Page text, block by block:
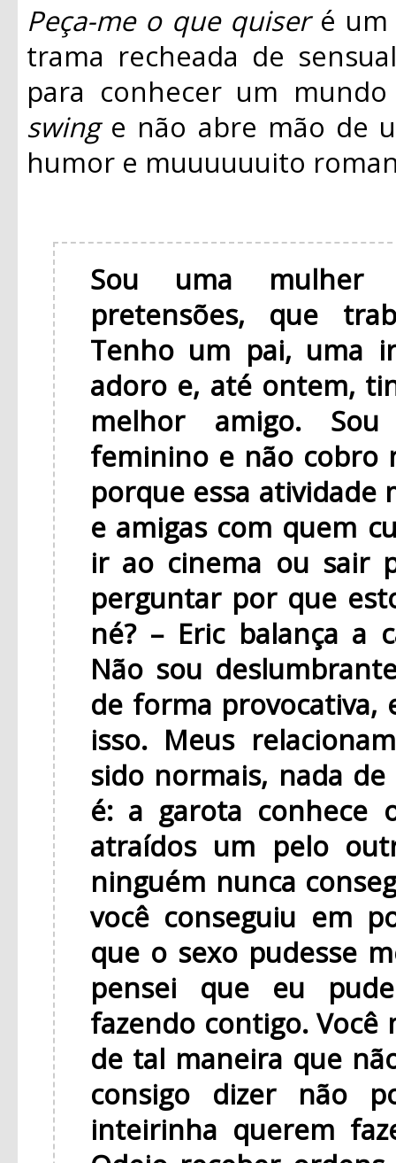
Peça-me o que quiseré um
trama recheada de
para conhecer um
swinge não abre mão de
humor e muuuuuuito
Sou uma mulher
pretensões, que
Tenho um pai, uma
adoro e, até ontem,
melhor amigo.
feminino e não cobro
porque essa atividade
e amigas com quem
ir ao cinema ou sair
perguntar por que
né? – Eric balança a
Não sou
de forma
isso. Meus
sido normais, nada
é: a garota conhece
atraídos um pelo
ninguém nunca
você conseguiu em
que o sexo pudesse
pensei que eu
fazendo contigo.
de tal maneira que
consigo dizer não
inteirinha querem